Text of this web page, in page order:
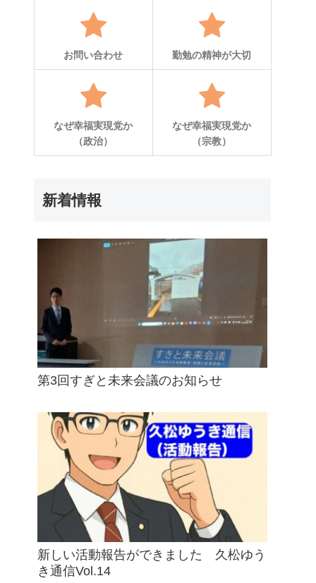
お問い合わせ 勤勉の精神が大切
なぜ幸福実現党か
（政治）
なぜ幸福実現党か
（宗教）
新着情報
第3回すぎと未来会議のお知らせ
新しい活動報告ができました 久松ゆう
き通信Vol.14